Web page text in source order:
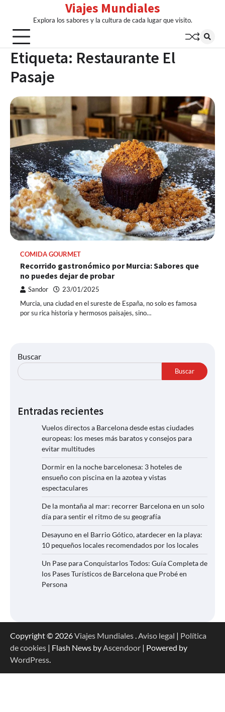
content
Viajes Mundiales
Explora los sabores y la cultura de cada lugar que visito.
Etiqueta: Restaurante El
Pasaje
COMIDA GOURMET
Recorrido gastronómico por Murcia: Sabores que
no puedes dejar de probar
Sandor 23/01/2025
Murcia, una ciudad en el sureste de España, no solo es famosa
por su rica historia y hermosos paisajes, sino…
Buscar
Buscar
Entradas recientes
Vuelos directos a Barcelona desde estas ciudades
europeas: los meses más baratos y consejos para
evitar multitudes
Dormir en la noche barcelonesa: 3 hoteles de
ensueño con piscina en la azotea y vistas
espectaculares
De la montaña al mar: recorrer Barcelona en un solo
día para sentir el ritmo de su geografía
Desayuno en el Barrio Gótico, atardecer en la playa:
10 pequeños locales recomendados por los locales
Un Pase para Conquistarlos Todos: Guía Completa de
los Pases Turísticos de Barcelona que Probé en
Persona
Copyright © 2026Viajes Mundiales.Aviso legal | Política
de cookies | Flash News byAscendoor | Powered by
WordPress.